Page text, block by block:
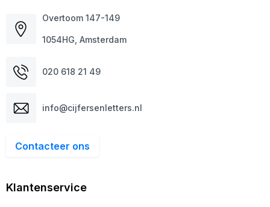
Overtoom 147-149
1054HG, Amsterdam
020 618 21 49
info@cijfersenletters.nl
Contacteer ons
Klantenservice